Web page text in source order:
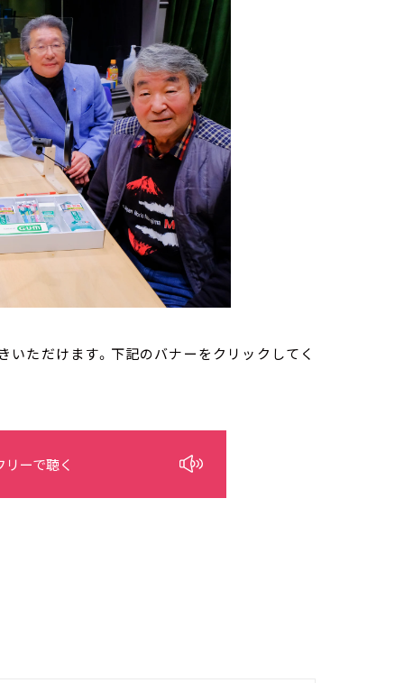
いただけます。下記のバナーをクリックしてく
リーで聴く